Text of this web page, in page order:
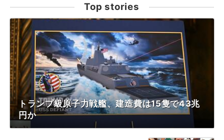
Top stories
トランプ級原子力戦艦、建造費は15隻で43兆
円か